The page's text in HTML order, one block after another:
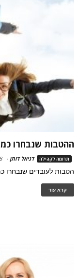
ההטבות שנבחרו
תרומה לקהילה דניאל דותן -
הטבות לעובדים שנבחרו
קרא עוד